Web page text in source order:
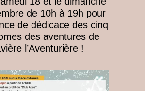
de 10h à 19h pour
de dédicace des cinq
des aventures de
l’Aventurière !